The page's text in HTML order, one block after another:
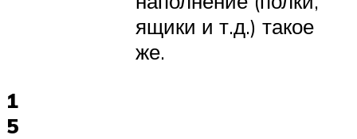
ящики и т.д.) такое
же.
1
5